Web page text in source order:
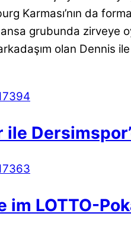
Karması’nın da
grubunda zirveye
olan Dennis
im LOTTO-